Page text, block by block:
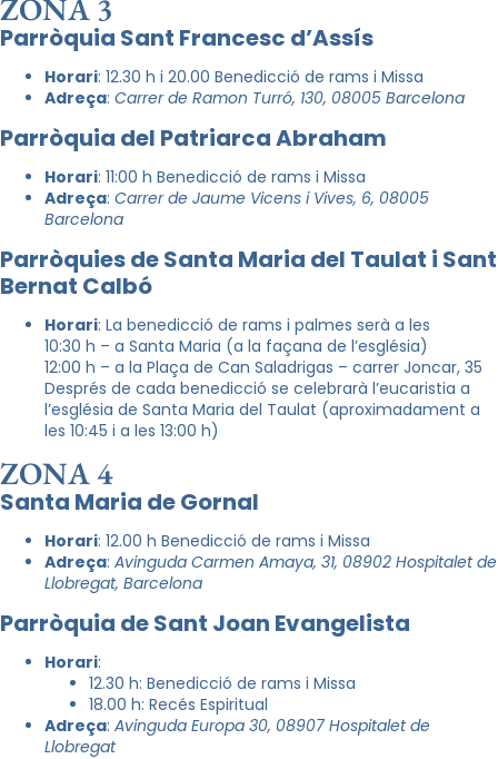
ZONA 3
Parròquia Sant Francesc d’Assís
Horari: 12.30 h i 20.00 Benedicció de rams i Missa
Adreça: Carrer de Ramon Turró, 130, 08005 Barcelona
Parròquia del Patriarca Abraham
Horari: 11:00 h Benedicció de rams i Missa
Adreça: Carrer de Jaume Vicens i Vives, 6, 08005
Barcelona
Parròquies de Santa Maria del Taulat i Sant
Bernat Calbó
Horari: La benedicció de rams i palmes serà a les
10:30 h – a Santa Maria (a la façana de l’església)
12:00 h – a la Plaça de Can Saladrigas – carrer Joncar, 35
Després de cada benedicció se celebrarà l’eucaristia a
l’església de Santa Maria del Taulat (aproximadament a
les 10:45 i a les 13:00 h)
ZONA 4
Santa Maria de Gornal
Horari: 12.00 h Benedicció de rams i Missa
Adreça: Avinguda Carmen Amaya, 31, 08902 Hospitalet de
Llobregat, Barcelona
Parròquia de Sant Joan Evangelista
Horari:
12.30 h: Benedicció de rams i Missa
18.00 h: Recés Espiritual
Adreça: Avinguda Europa 30, 08907 Hospitalet de
Llobregat